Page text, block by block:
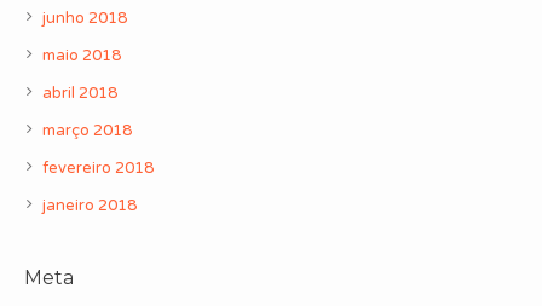
junho 2018
maio 2018
abril 2018
março 2018
fevereiro 2018
janeiro 2018
Meta